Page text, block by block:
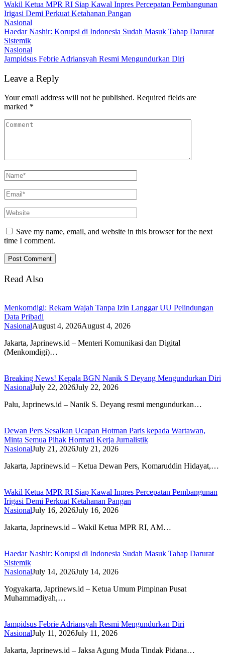
Wakil Ketua MPR RI Siap Kawal Inpres Percepatan Pembangunan
Irigasi Demi Perkuat Ketahanan Pangan
Nasional
Haedar Nashir: Korupsi di Indonesia Sudah Masuk Tahap Darurat
Sistemik
Nasional
Jampidsus Febrie Adriansyah Resmi Mengundurkan Diri
Leave a Reply
Your email address will not be published. Required fields are
marked *
Save my name, email, and website in this browser for the next
time I comment.
Read Also
Menkomdigi: Rekam Wajah Tanpa Izin Langgar UU Pelindungan
Data Pribadi
NasionalAugust 4, 2026August 4, 2026
Jakarta, Japrinews.id – Menteri Komunikasi dan Digital
(Menkomdigi)…
Breaking News! Kepala BGN Nanik S Deyang Mengundurkan Diri
NasionalJuly 22, 2026July 22, 2026
Palu, Japrinews.id – Nanik S. Deyang resmi mengundurkan…
Dewan Pers Sesalkan Ucapan Hotman Paris kepada Wartawan,
Minta Semua Pihak Hormati Kerja Jurnalistik
NasionalJuly 21, 2026July 21, 2026
Jakarta, Japrinews.id – Ketua Dewan Pers, Komaruddin Hidayat,…
Wakil Ketua MPR RI Siap Kawal Inpres Percepatan Pembangunan
Irigasi Demi Perkuat Ketahanan Pangan
NasionalJuly 16, 2026July 16, 2026
Jakarta, Japrinews.id – Wakil Ketua MPR RI, AM…
Haedar Nashir: Korupsi di Indonesia Sudah Masuk Tahap Darurat
Sistemik
NasionalJuly 14, 2026July 14, 2026
Yogyakarta, Japrinews.id – Ketua Umum Pimpinan Pusat
Muhammadiyah,…
Jampidsus Febrie Adriansyah Resmi Mengundurkan Diri
NasionalJuly 11, 2026July 11, 2026
Jakarta, Japrinews.id – Jaksa Agung Muda Tindak Pidana…